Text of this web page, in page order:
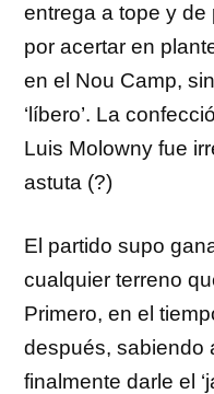
entrega a tope y
por acertar en
en el Nou Camp,
‘líbero’. La
Luis Molowny fue
astuta (?)
El partido supo
cualquier terreno
Primero, en el
después, sabiendo
finalmente darle el